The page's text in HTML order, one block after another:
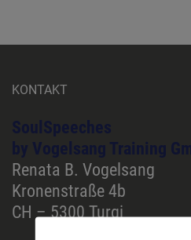
KONTAKT
Renata B. Vogelsang
Kronenstraße 4b
CH – 5300 Turgi